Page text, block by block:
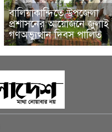
বালিয়াকান্দিতে উপজেলা
প্রশাসনের আয়োজনে জুলাই
গণঅভ্যুত্থান দিবস পালিত